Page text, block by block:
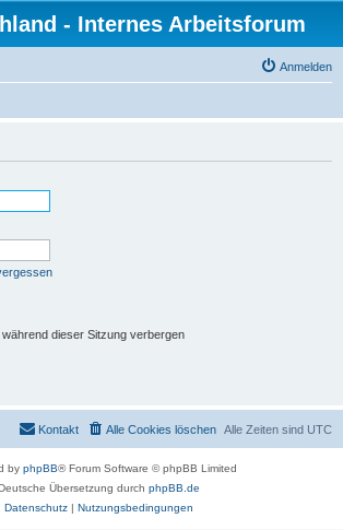
- Internes Arbeitsforum
Anmelden
dieser Sitzung verbergen
Alle Zeiten sind UTC
Alle Cookies löschen
Kontakt
by phpBB® Forum Software © phpBB Limited
Übersetzung durch phpBB.de
Datenschutz| Nutzungsbedingungen